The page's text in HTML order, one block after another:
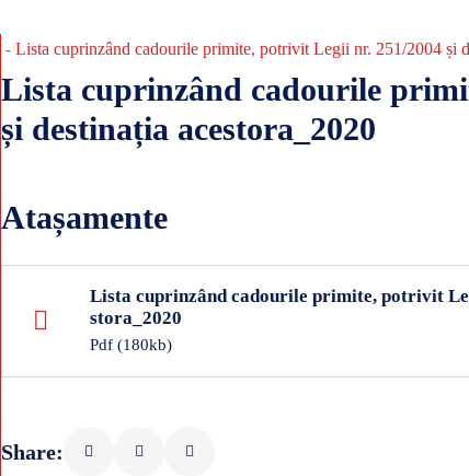
- Lista cuprinzând cadourile primite, potrivit Legii nr. 251/2004 și
Lista cuprinzând cadourile
și destinația acestora_2020
Atașamente
Lista cuprinzând cadourile primite, potrivit
stora_2020
Pdf (180kb)
Share: